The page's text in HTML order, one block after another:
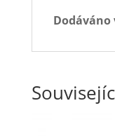
Dodáváno